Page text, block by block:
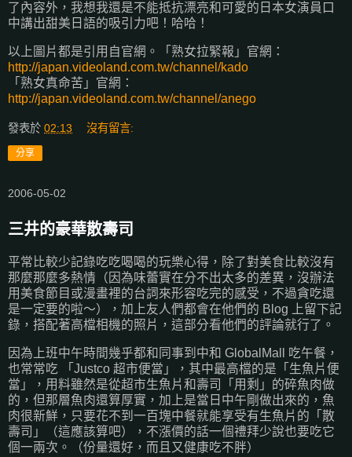
了內容外，我想我還是不能抵抗漂亮和可愛的日本女演員口
中講出甜美日語的吸引力吧！哈哈！
以上圖片都是引用自官網。「熟女拉緊報」官網：
http://japan.videoland.com.tw/channel/kado
「熟女真命苦」官網：
http://japan.videoland.com.tw/channel/anego
發表於 02:13 沒有留言:
分享
2006-05-02
三井的豪華散壽司
平常比較少記錄吃吃喝喝的玩樂心得，除了對美食比較沒有
那麼那麼多熱情（因為味蕾實在分不出太多的差異，沒辦法
用美食節目或漫畫裡的台詞來形容吃完的感受，不過貪吃還
是一定要的啦～），加上友人們都會在他們的 Blog 上留下記
錄，搭配著高檔相機的照片，這部分看他們的評論就行了。
因為上班中午時間幾乎都和同事到中和 GlobalMall 吃午餐，
也常常吃 「Justco 超市便當」，其中最高檔的是「生魚片便
當」，用料雖然是從超市生魚片和壽司「用剩」的碎魚肉做
的，但那層魚肉還算厚實，加上是當日中午剛做出來的，魚
肉很新鮮，只要花不到一百塊中餐就能享受有生魚片的「散
壽司」（這應該算吧），不漲價的話一個禮拜少說也要吃它
個一兩次。（份量還好，而且又健康吃不胖）